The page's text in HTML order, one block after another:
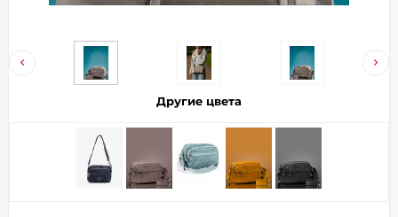
Другие цвета
Получайте товар
выбранный способом
Оставшиеся75
% будут
списываться
с вашей карты
25% каждые 2 недели